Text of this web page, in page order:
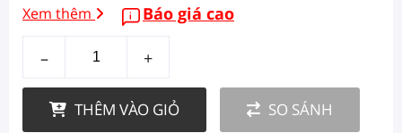
Xem thêm Báo giá cao
– +
THÊM VÀO GIỎ SO SÁNH